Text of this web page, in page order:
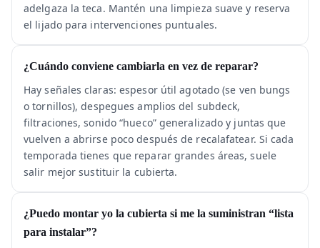
adelgaza la teca. Mantén una limpieza suave y reserva
el lijado para intervenciones puntuales.
¿Cuándo conviene cambiarla en vez de reparar?
Hay señales claras: espesor útil agotado (se ven bungs
o tornillos), despegues amplios del subdeck,
filtraciones, sonido “hueco” generalizado y juntas que
vuelven a abrirse poco después de recalafatear. Si cada
temporada tienes que reparar grandes áreas, suele
salir mejor sustituir la cubierta.
¿Puedo montar yo la cubierta si me la suministran “lista
para instalar”?